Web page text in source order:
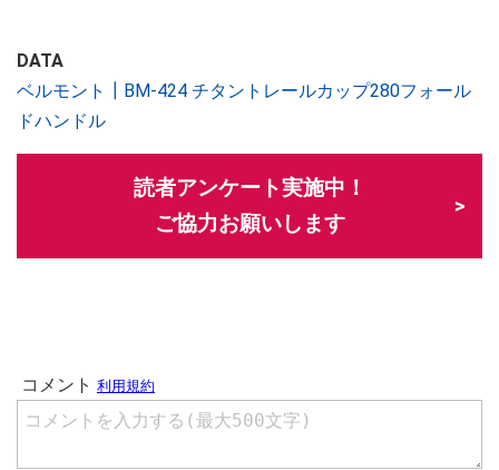
DATA
ベルモント┃BM-424 チタントレールカップ280フォール
ドハンドル
読者アンケート実施中！
ご協力お願いします